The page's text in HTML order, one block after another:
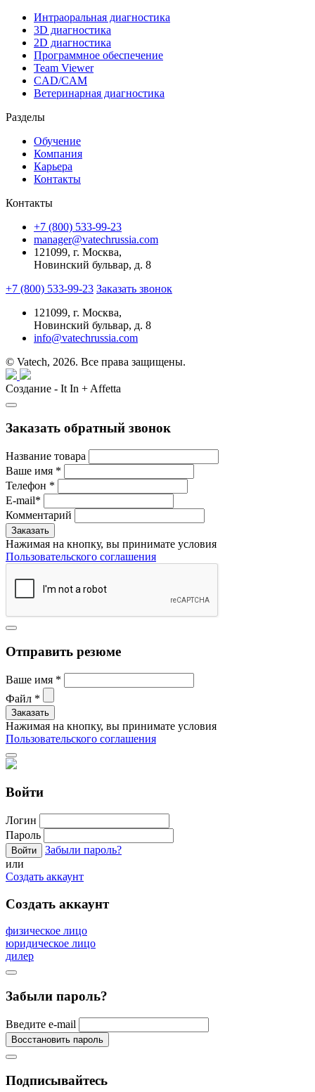
Интраоральная диагностика
3D диагностика
2D диагностика
Программное обеспечение
Team Viewer
CAD/CAM
Ветеринарная диагностика
Разделы
Обучение
Компания
Карьера
Контакты
Контакты
+7 (800) 533-99-23
manager@vatechrussia.com
121099, г. Москва,
Новинский бульвар, д. 8
+7 (800) 533-99-23 Заказать звонок
121099, г. Москва,
Новинский бульвар, д. 8
info@vatechrussia.com
© Vatech, 2026. Все права защищены.
Создание - It In + Affetta
Заказать обратный звонок
Название товара
Ваше имя *
Телефон *
E-mail*
Комментарий
Нажимая на кнопку, вы принимате условия
Пользовательского соглашения
Отправить резюме
Ваше имя *
Файл *
Нажимая на кнопку, вы принимате условия
Пользовательского соглашения
Войти
Логин
Пароль
Забыли пароль?
или
Создать аккаунт
Создать аккаунт
физическое лицо
юридическое лицо
дилер
Забыли пароль?
Введите e-mail
Подписывайтесь